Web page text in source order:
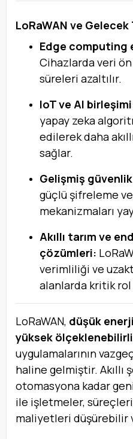
LoRaWAN ve
Edge computing
Cihazlarda veri
süreleri azaltılır.
IoT ve AI
yapay zeka
edilerek daha
sağlar.
Gelişmiş
güçlü şifreleme
mekanizmaları
Akıllı tarım ve
çözümleri:
verimliliği ve
alanlarda kritik
LoRaWAN, düşük
yüksek
uygulamalarının
haline gelmiştir.
otomasyona kadar
ile işletmeler,
maliyetleri düşürebilir